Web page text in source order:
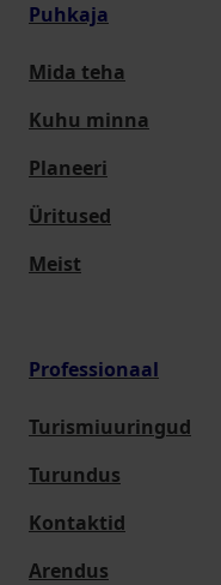
Puhkaja
Mida teha
Kuhu minna
Planeeri
Üritused
Meist
Professionaal
Turismiuuringud
Turundus
Kontaktid
Arendus